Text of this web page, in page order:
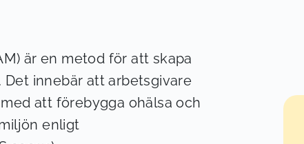
är en metod för att skapa
innebär att arbetsgivare
att förebygga ohälsa och
enligt